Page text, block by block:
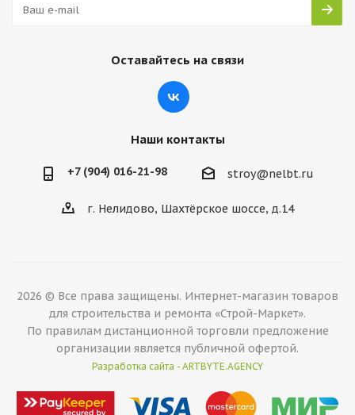
Оставайтесь на связи
Наши контакты
+7 (904) 016-21-98 stroy@nelbt.ru
г. Нелидово, Шахтёрское шоссе, д.14
2026 © Все права защищены. Интернет-магазин товаров
для строительства и ремонта «Строй-Маркет».
По правилам дистанционной торговли предложение
организации является публичной офертой.
Разработка сайта - ARTBYTE.AGENCY